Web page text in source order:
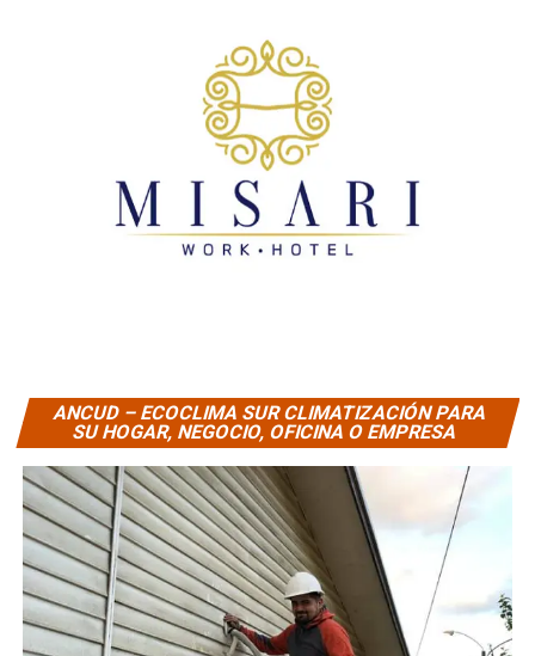
ANCUD – ECOCLIMA SUR CLIMATIZACIÓN PARA
SU HOGAR, NEGOCIO, OFICINA O EMPRESA